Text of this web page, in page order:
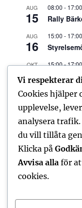
AUG
15
08:00 - 17:00
Rally
AUG
16
15:00 - 17:00
OKT
18
15:00-
DEC
6
15:00-
Visa kalender
FORUM –
Vi respekterar
Cookies hjälper
upplevelse,
analysera
du vill tillåta
Klicka på
Avvisa alla för
cookies.